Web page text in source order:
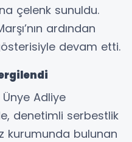
çelenk sunuldu.
ardından
devam etti.
Adliye
denetimli serbestlik
kurumunda bulunan